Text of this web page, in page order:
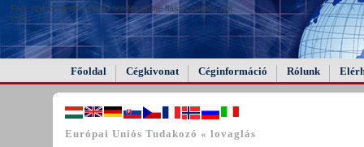
FAIL (the browser should render some flash content, not
this).
Főoldal Cégkivonat Céginformáció Rólunk
Európai Uniós Tudakozó « lovaglás